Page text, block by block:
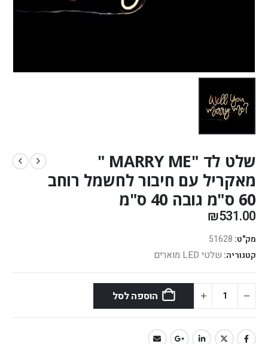
שלט לד "MARRY ME "
מאקריל עם חיבור לחשמל רוחב
60 ס"מ גובה 40 ס"מ
₪531.00
מק"ט: 51628
קטגוריה: שלטי LED מוארים
הוספה לסל